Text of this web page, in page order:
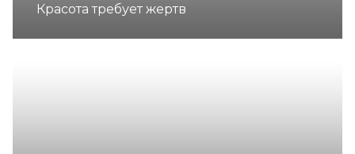
Красота требует жертв